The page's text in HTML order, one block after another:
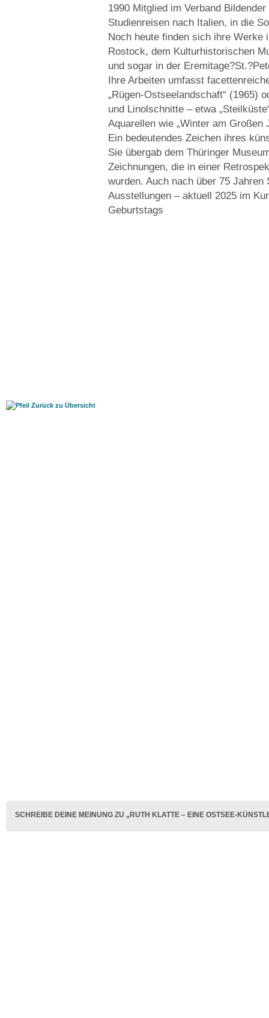
1990 Mitglied im Verband
Studienreisen nach Italien, in die
Noch heute finden sich ihre Werke
Rostock, dem Kulturhistorischen
und sogar in der
Ihre Arbeiten umfasst
„Rügen-Ostseelandschaft“ (1965)
und Linolschnitte – etwa
Aquarellen wie „Winter am Großen
Ein bedeutendes Zeichen ihres
Sie übergab dem Thüringer
Zeichnungen, die in einer
wurden. Auch nach über 75
Ausstellungen – aktuell 2025 im
Geburtstags
Zurück zu Übersicht
SCHREIBE DEINE MEINUNG ZU „RUTH KLATTE – EINE OSTSEE-